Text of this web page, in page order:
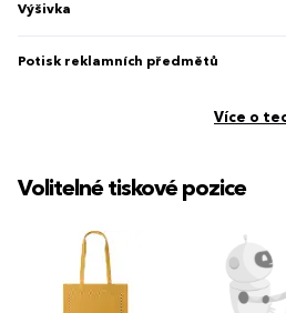
Výšivka
Potisk reklamních předmětů
Více o
Volitelné tiskové pozice